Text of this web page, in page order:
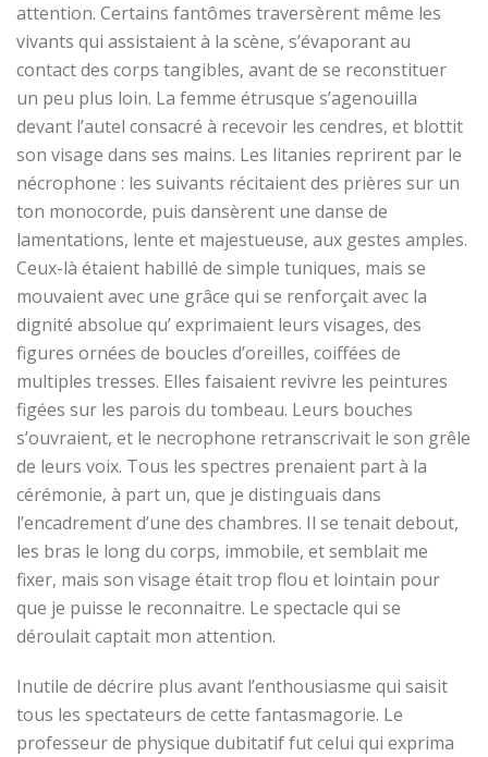
attention. Certains fantômes traversèrent même les
vivants qui assistaient à la scène, s’évaporant au
contact des corps tangibles, avant de se reconstituer
un peu plus loin. La femme étrusque s’agenouilla
devant l’autel consacré à recevoir les cendres, et blottit
son visage dans ses mains. Les litanies reprirent par le
nécrophone : les suivants récitaient des prières sur un
ton monocorde, puis dansèrent une danse de
lamentations, lente et majestueuse, aux gestes amples.
Ceux-là étaient habillé de simple tuniques, mais se
mouvaient avec une grâce qui se renforçait avec la
dignité absolue qu’ exprimaient leurs visages, des
figures ornées de boucles d’oreilles, coiffées de
multiples tresses. Elles faisaient revivre les peintures
figées sur les parois du tombeau. Leurs bouches
s’ouvraient, et le necrophone retranscrivait le son grêle
de leurs voix. Tous les spectres prenaient part à la
cérémonie, à part un, que je distinguais dans
l’encadrement d’une des chambres. Il se tenait debout,
les bras le long du corps, immobile, et semblait me
fixer, mais son visage était trop flou et lointain pour
que je puisse le reconnaitre. Le spectacle qui se
déroulait captait mon attention.
Inutile de décrire plus avant l’enthousiasme qui saisit
tous les spectateurs de cette fantasmagorie. Le
professeur de physique dubitatif fut celui qui exprima